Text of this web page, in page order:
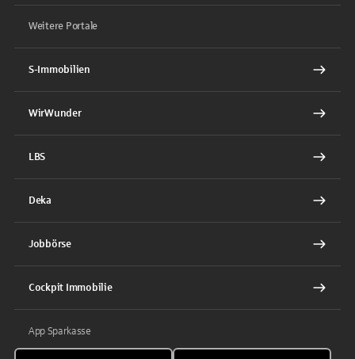
Weitere Portale
S-Immobilien
WirWunder
LBS
Deka
Jobbörse
Cockpit Immobilie
App Sparkasse